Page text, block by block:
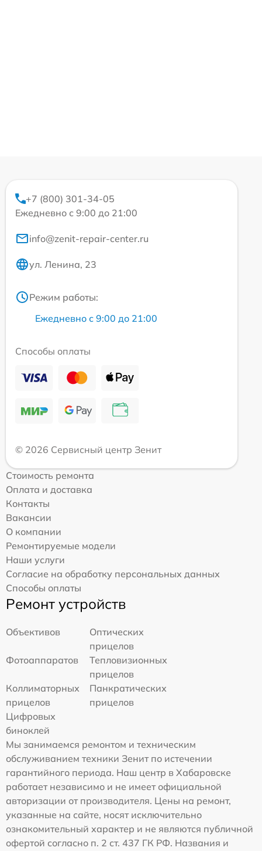
+7 (800) 301-34-05
Ежедневно с 9:00 до 21:00
info@zenit-repair-center.ru
ул. Ленина, 23
Режим работы:
Ежедневно с 9:00 до 21:00
Способы оплаты
© 2026 Сервисный центр Зенит
Стоимость ремонта
Оплата и доставка
Контакты
Вакансии
О компании
Ремонтируемые модели
Наши услуги
Согласие на обработку персональных данных
Способы оплаты
Ремонт устройств
Объективов
Оптических
прицелов
Фотоаппаратов
Тепловизионных
прицелов
Коллиматорных
прицелов
Панкратических
прицелов
Цифровых
биноклей
Мы занимаемся ремонтом и техническим
обслуживанием техники Зенит по истечении
гарантийного периода. Наш центр в Хабаровске
работает независимо и не имеет официальной
авторизации от производителя. Цены на ремонт,
указанные на сайте, носят исключительно
ознакомительный характер и не являются публичной
офертой согласно п. 2 ст. 437 ГК РФ. Названия и